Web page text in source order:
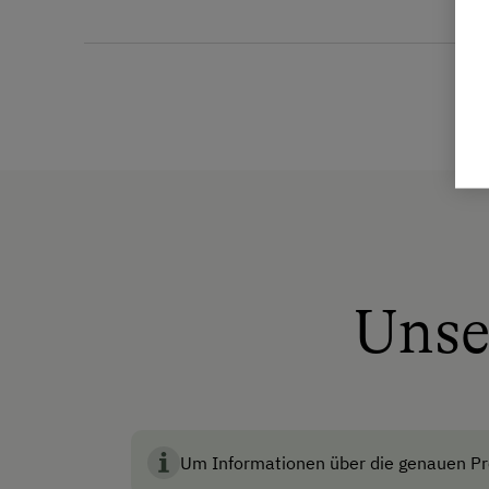
Multimedia (Sat-TV)
Auto
Um Informationen über die genauen